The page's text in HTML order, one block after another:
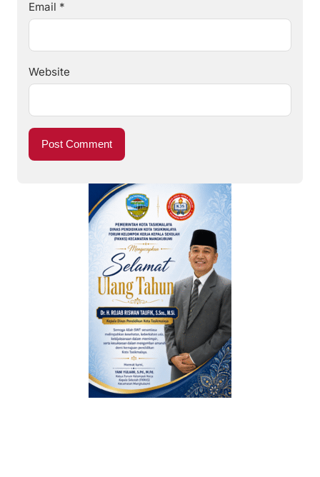
Email *
Website